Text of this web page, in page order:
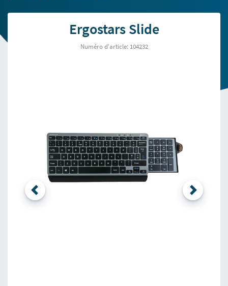
Ergostars Slide
Numéro d'article: 104232